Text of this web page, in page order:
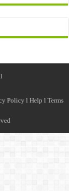
Policyl Help l Terms